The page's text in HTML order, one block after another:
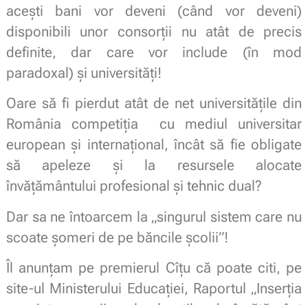
acești bani vor deveni (când vor deveni)
disponibili unor consorții nu atât de precis
definite, dar care vor include (în mod
paradoxal) şi universități!
Oare să fi pierdut atât de net universitățile din
România competiția cu mediul universitar
european și internațional, încât să fie obligate
să apeleze și la resursele alocate
învățământului profesional și tehnic dual?
Dar sa ne întoarcem la „singurul sistem care nu
scoate șomeri de pe băncile școlii”!
Îl anunțam pe premierul Cîțu că poate citi, pe
site-ul Ministerului Educației, Raportul „Inserția